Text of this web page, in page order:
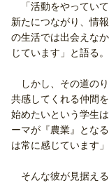
「活動をやってい
新たにつながり、情
の生活では出会えな
じています」と語る。
しかし、その道の
共感してくれる仲間
始めたいという学生
ーマが『農業』とな
は常に感じています」
そんな彼が見据え